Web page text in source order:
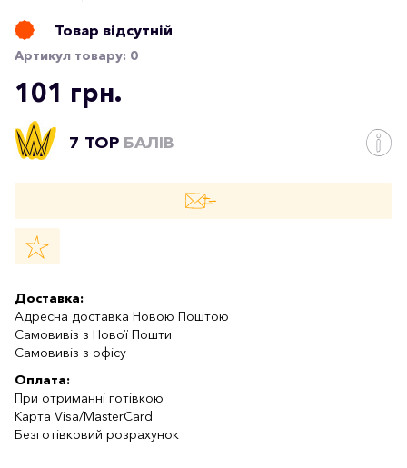
Товар відсутній
Артикул товару: 0
101 грн.
7 TOP БАЛІВ
Доставка:
Адресна доставка Новою Поштою
Самовивіз з Нової Пошти
Самовивіз з офісу
Оплата:
При отриманні готівкою
Карта Visa/MasterCard
Безготівковий розрахунок